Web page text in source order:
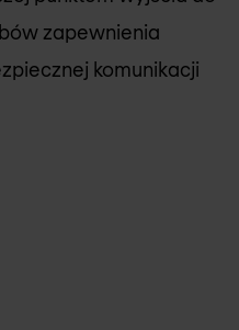
zapewnienia
komunikacji